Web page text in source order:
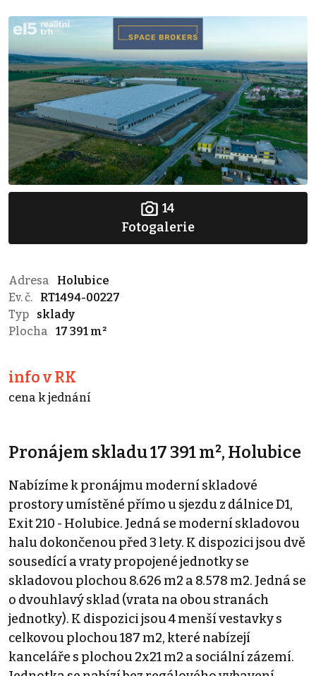
14
Fotogalerie
Adresa
Holubice
Ev. č.
RT1494-00227
Typ
sklady
Plocha
17 391 m²
info v RK
cena k jednání
Pronájem skladu 17 391 m², Holubice
Nabízíme k pronájmu moderní skladové
prostory umístěné přímo u sjezdu z dálnice D1,
Exit 210 - Holubice. Jedná se moderní skladovou
halu dokončenou před 3 lety. K dispozici jsou dvě
sousedící a vraty propojené jednotky se
skladovou plochou 8.626 m2 a 8.578 m2. Jedná se
o dvouhlavý sklad (vrata na obou stranách
jednotky). K dispozici jsou 4 menší vestavky s
celkovou plochou 187 m2, které nabízejí
kanceláře s plochou 2x21 m2 a sociální zázemí.